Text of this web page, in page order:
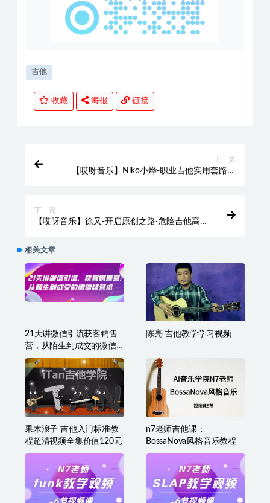
吉他
收藏 海报 链接
上一篇
【哎呀音乐】Niko小烨-职业吉他实用套路手
下一篇
【哎呀音乐】徐又-开启原创之路·危险吉他高
相关文章
21天讲微信引流获客销售
营，从陌生到成交的微信
经营术
陈亮 吉他教学学习视频
果木浪子 吉他入门标准教
程超清视频全集价值120元
n7老师吉他课：
BossaNova风格音乐教程